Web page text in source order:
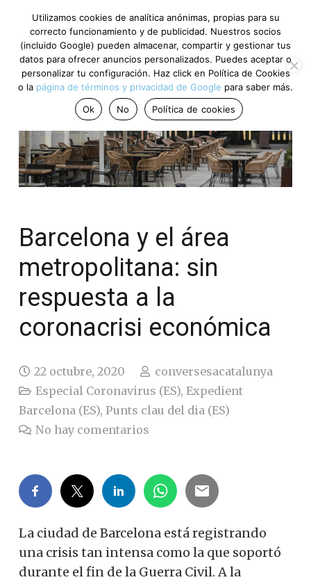
Barcelona y el área
metropolitana: sin
respuesta a la
coronacrisi económica
22 octubre, 2020
conversesacatalunya
Especial Coronavirus (ES),Expedient
Barcelona (ES), Punts clau del dia (ES)
No hay comentarios
La ciudad de Barcelona está registrando
una crisis tan intensa como la que soportó
durante el fin de la Guerra Civil. A la
Utilizamos cookies de analítica anónimas, propias para su
correcto funcionamiento y de publicidad. Nuestros socios
(incluido Google) pueden almacenar, compartir y gestionar tus
datos para ofrecer anuncios personalizados. Puedes aceptar o
personalizar tu configuración. Haz click en Política de Cookies
o la página de términos y privacidad de Google para saber más.
Ok
No Política de cookies